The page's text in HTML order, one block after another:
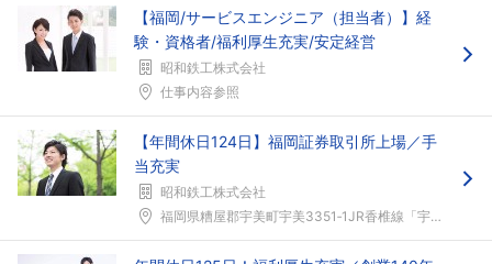
【福岡/サービスエンジニア（担当者）】経
験・資格者/福利厚生充実/安定経営
昭和鉄工株式会社
仕事内容参照
【年間休日124日】福岡証券取引所上場／手
当充実
昭和鉄工株式会社
福岡県糟屋郡宇美町宇美3351‐1JR香椎線「宇美...